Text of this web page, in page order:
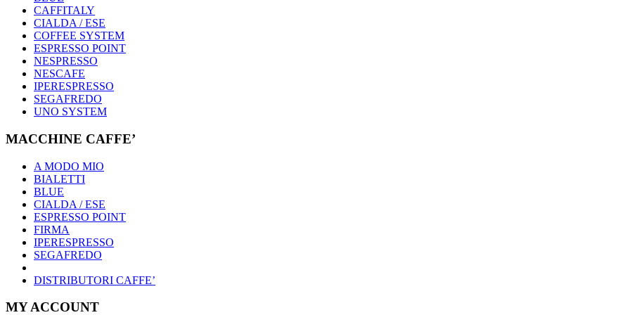
CAFFITALY
CIALDA / ESE
COFFEE SYSTEM
ESPRESSO POINT
NESPRESSO
NESCAFE
IPERESPRESSO
SEGAFREDO
UNO SYSTEM
MACCHINE CAFFE’
A MODO MIO
BIALETTI
BLUE
CIALDA / ESE
ESPRESSO POINT
FIRMA
IPERESPRESSO
SEGAFREDO
DISTRIBUTORI CAFFE’
MY ACCOUNT